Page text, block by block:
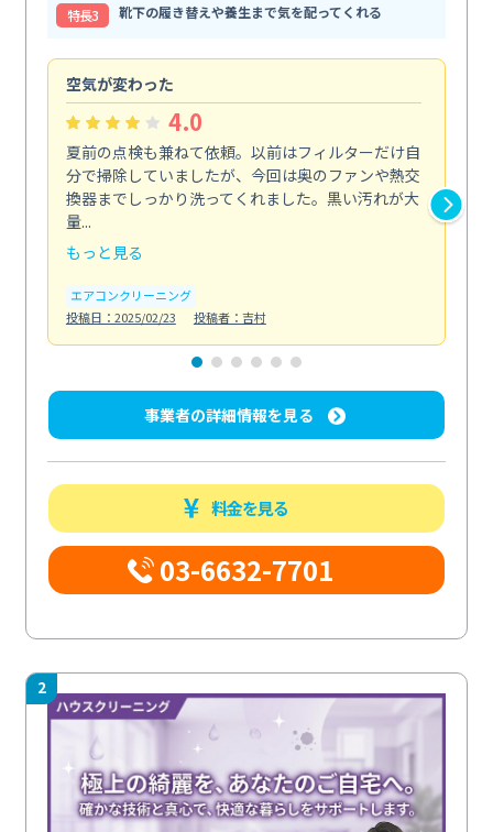
特⻑3
靴下の履き替えや養生まで気を配ってくれる
空気が変わった
4.0
夏前の点検も兼ねて依頼。以前はフィルターだけ自
分で掃除していましたが、今回は奥のファンや熱交
換器までしっかり洗ってくれました。黒い汚れが大
量...
もっと見る
エアコンクリーニング
投稿日：2025/02/23
投稿者：吉村
事業者の詳細情報を見る
料金を見る
03-6632-7701
2